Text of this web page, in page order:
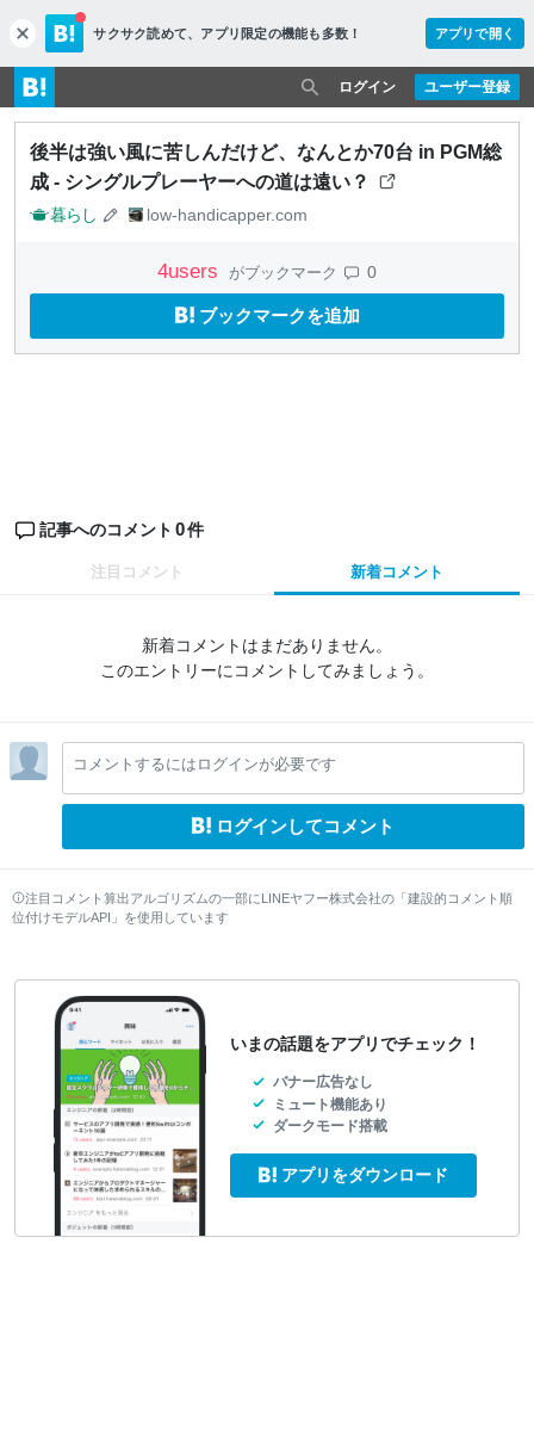
c
l
o
s
e
サクサク読めて、 アプリ限定の機能も多数！ アプリで開く
ユーザー登録
ログイン
後半は強い風に苦しんだけど、なんとか70台 in PGM総
成 - シングルプレーヤーへの道は遠い？
暮らし low-handicapper.com
4users がブックマーク 0
ブックマークを追加
記事へのコメント 0件
注目コメント 新着コメント
新着コメントはまだありません。
このエントリーにコメントしてみましょう。
コメントするにはログインが必要です
ログインしてコメント
注目コメント算出アルゴリズムの一部にLINEヤフー株式会社の「建設的コメント順
位付けモデルAPI」を使用しています
いまの話題をアプリでチェック！
バナー広告なし
ミュート機能あり
ダークモード搭載
アプリをダウンロード